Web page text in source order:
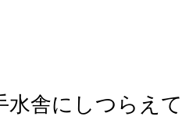
水舎にしつらえ